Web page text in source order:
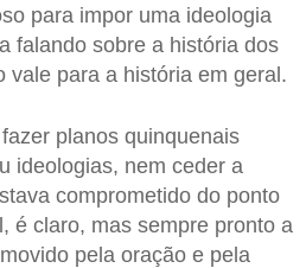
para impor uma ideologia
falando sobre a história dos
vale para a história em geral.
planos quinquenais
ideologias, nem ceder a
comprometido do ponto
é claro, mas sempre pronto a
pela oração e pela